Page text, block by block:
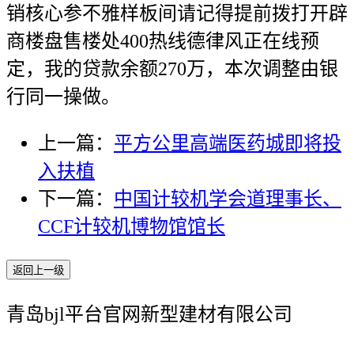
销核心参不雅样板间请记得提前拨打开辟
商楼盘售楼处400热线德律风正在线预
定，我的贷款余额270万，本次调整由银
行同一操做。
上一篇： 平方公里高端医药城即将投
入扶植
下一篇： 中国计较机学会道理事长、
CCF计较机博物馆馆长
返回上一级
青岛bjl平台官网新型建材有限公司